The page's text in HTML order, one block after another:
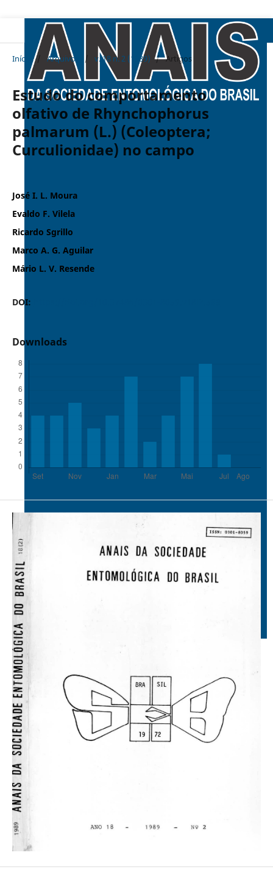
Início / Arquivos / v. 18 n. 2 (1989) / Artigos
Estudo do comportamento
olfativo de Rhynchophorus
palmarum (L.) (Coleoptera;
Curculionidae) no campo
José I. L. Moura
Evaldo F. Vilela
Ricardo Sgrillo
Marco A. G. Aguilar
Mário L. V. Resende
DOI:
Downloads